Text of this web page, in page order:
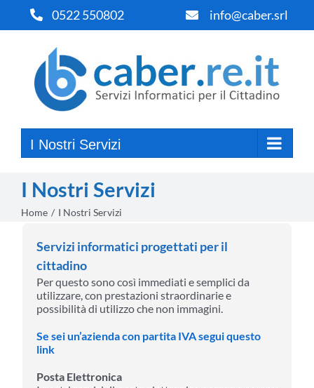
contenuto
0522 550802 info@caber.srl
I Nostri Servizi
I Nostri Servizi
Home I Nostri Servizi
Servizi informatici progettati per il
cittadino
Per questo sono così immediati e semplici da
utilizzare, con prestazioni straordinarie e
possibilità di utilizzo che non immagini.
Se sei un’azienda con partita IVA segui questo
link
Posta Elettronica